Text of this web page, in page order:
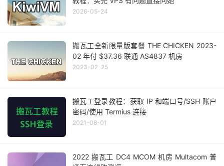
2026-05-24
搬瓦工全新限量版套餐 THE CHICKEN 2023-
02 年付 $37.36 联通 AS4837 机房
2023-02-25
搬瓦工登录教程：获取 IP 和端口号/SSH 账户
密码/使用 Termius 连接
2021-08-01
2022 搬瓦工 DC4 MCOM 机房 Multacom 普